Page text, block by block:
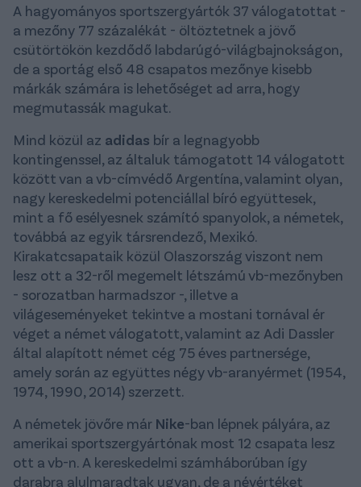
A hagyományos sportszergyártók 37 válogatottat -
a mezőny 77 százalékát - öltöztetnek a jövő
csütörtökön kezdődő labdarúgó-világbajnokságon,
de a sportág első 48 csapatos mezőnye kisebb
márkák számára is lehetőséget ad arra, hogy
megmutassák magukat.
Mind közül az adidas bír a legnagyobb
kontingenssel, az általuk támogatott 14 válogatott
között van a vb-címvédő Argentína, valamint olyan,
nagy kereskedelmi potenciállal bíró együttesek,
mint a fő esélyesnek számító spanyolok, a németek,
továbbá az egyik társrendező, Mexikó.
Kirakatcsapataik közül Olaszország viszont nem
lesz ott a 32-ről megemelt létszámú vb-mezőnyben
- sorozatban harmadszor -, illetve a
világeseményeket tekintve a mostani tornával ér
véget a német válogatott, valamint az Adi Dassler
által alapított német cég 75 éves partnersége,
amely során az együttes négy vb-aranyérmet (1954,
1974, 1990, 2014) szerzett.
A németek jövőre már Nike-ban lépnek pályára, az
amerikai sportszergyártónak most 12 csapata lesz
ott a vb-n. A kereskedelmi számháborúban így
darabra alulmaradtak ugyan, de a névértéket